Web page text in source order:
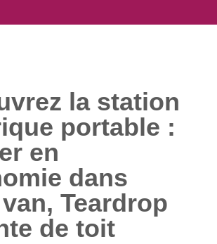
la station
portable :
en
dans
Teardrop
de toit